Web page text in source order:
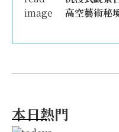
高空藝術秘
本日熱門